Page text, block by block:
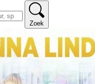
Zoek